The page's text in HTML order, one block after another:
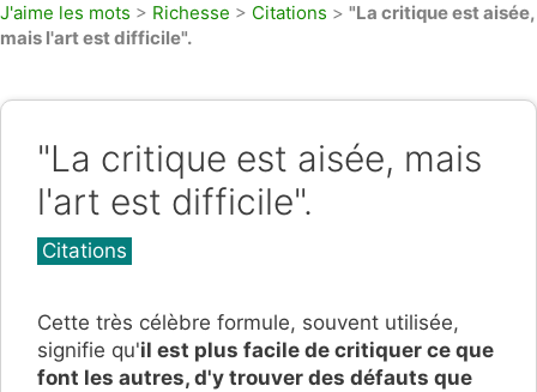
J'aime les mots > Richesse > Citations > "La critique est aisée,
mais l'art est difficile".
"La critique est aisée, mais
l'art est difficile".
Catégories
Citations
Cette très célèbre formule, souvent utilisée,
signifie qu'il est plus facile de critiquer ce que
font les autres, d'y trouver des défauts que